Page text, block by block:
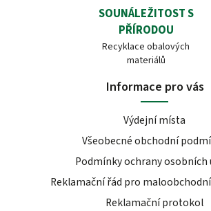
SOUNÁLEŽITOST S
PŘÍRODOU
Recyklace obalových
materiálů
Informace pro vás
Výdejní místa
Všeobecné obchodní
Podmínky ochrany osobních
Reklamační řád pro
Reklamační protokol